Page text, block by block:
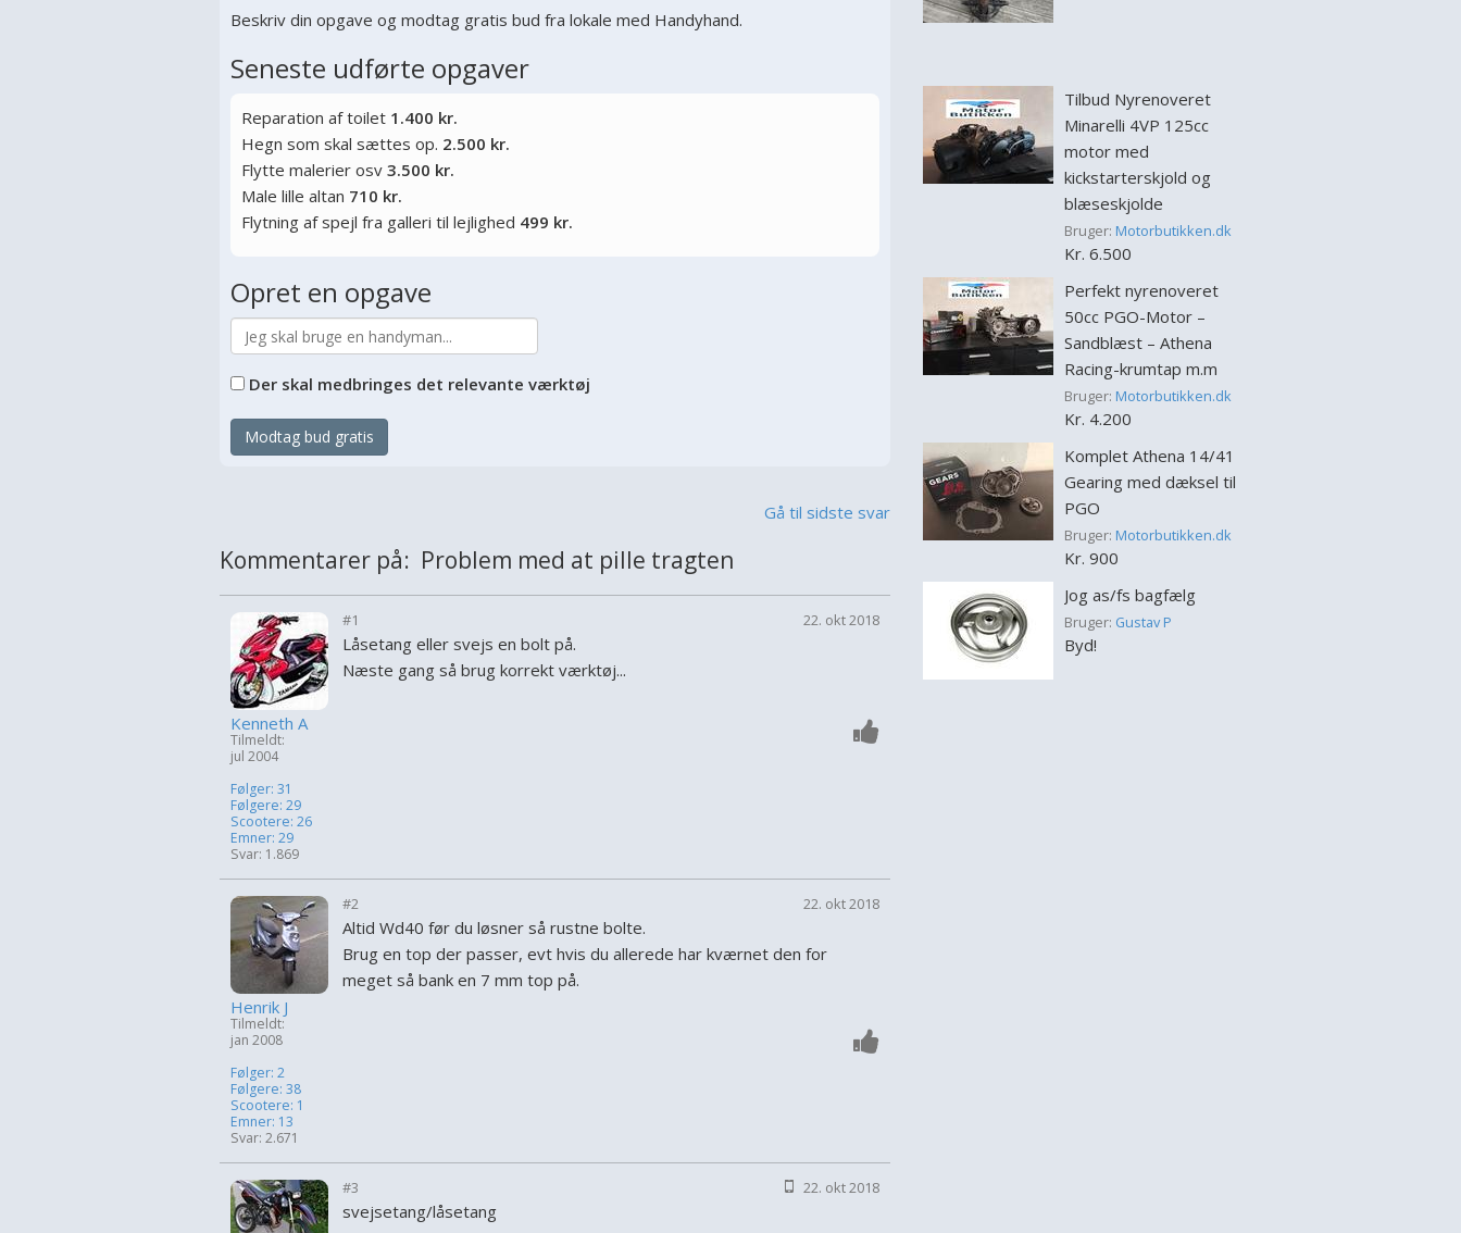
Beskriv din opgave og modtag gratis bud fra lokale med Handyhand.
Seneste udførte opgaver
Reparation af toilet 1.400 kr.
Hegn som skal sættes op. 2.500 kr.
Flytte malerier osv 3.500 kr.
Male lille altan 710 kr.
Flytning af spejl fra galleri til lejlighed 499 kr.
Opret en opgave
Der skal medbringes det relevante værktøj
Modtag bud gratis
Gå til sidste svar
Kommentarer på: Problem med at pille tragten
Kenneth A
Tilmeldt:
jul 2004
Følger: 31
Følgere: 29
Scootere: 26
Emner: 29
Svar: 1.869
#1 22. okt 2018
Låsetang eller svejs en bolt på.
Næste gang så brug korrekt værktøj...
Henrik J
Tilmeldt:
jan 2008
Følger: 2
Følgere: 38
Scootere: 1
Emner: 13
Svar: 2.671
#2 22. okt 2018
Altid Wd40 før du løsner så rustne bolte.
Brug en top der passer, evt hvis du allerede har kværnet den for
meget så bank en 7 mm top på.
#3 22. okt 2018
svejsetang/låsetang
Tilbud Nyrenoveret
Minarelli 4VP 125cc
motor med
kickstarterskjold og
blæseskjolde
Bruger: Motorbutikken.dk
Kr. 6.500
Perfekt nyrenoveret
50cc PGO-Motor –
Sandblæst – Athena
Racing-krumtap m.m
Bruger: Motorbutikken.dk
Kr. 4.200
Komplet Athena 14/41
Gearing med dæksel til
PGO
Bruger: Motorbutikken.dk
Kr. 900
Jog as/fs bagfælg
Bruger: Gustav P
Byd!